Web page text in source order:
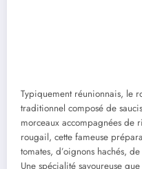
Typiquement réunionnais, le
traditionnel composé de
morceaux accompagnées de
rougail, cette fameuse
tomates, d’oignons hachés,
Une spécialité savoureuse